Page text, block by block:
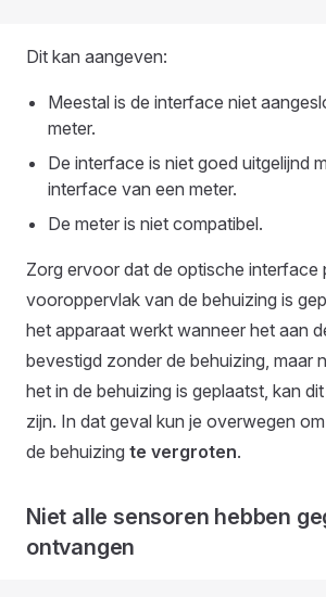
Dit kan aangeven:
Meestal is de interface niet
meter.
De interface is niet goed uitgelijnd
interface van een meter.
De meter is niet compatibel.
Zorg ervoor dat de optische interface
vooroppervlak van de behuizing is
het apparaat werkt wanneer het aan
bevestigd zonder de behuizing, maar
het in de behuizing is geplaatst, kan
zijn. In dat geval kun je overwegen
de behuizing te vergroten.
Niet alle sensoren hebben
ontvangen